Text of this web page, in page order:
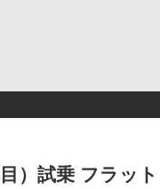
）試乗 フラット